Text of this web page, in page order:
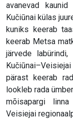
avanevad
Kučiūnai külas
kuniks keerab
keerab Metsa
järvede
pärast keerab
lookleb rada
mõisapargi
Veisiejai